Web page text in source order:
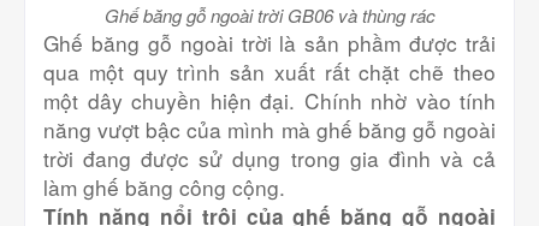
Ghế băng gỗ ngoài trời GB06 và thùng rác
Ghế băng gỗ ngoài trời là sản phầm được trải
qua một quy trình sản xuất rất chặt chẽ theo
một dây chuyền hiện đại. Chính nhờ vào tính
năng vượt bậc của mình mà ghế băng gỗ ngoài
trời đang được sử dụng trong gia đình và cả
làm ghế băng công cộng.
Tính năng nổi trội của ghế băng gỗ ngoài